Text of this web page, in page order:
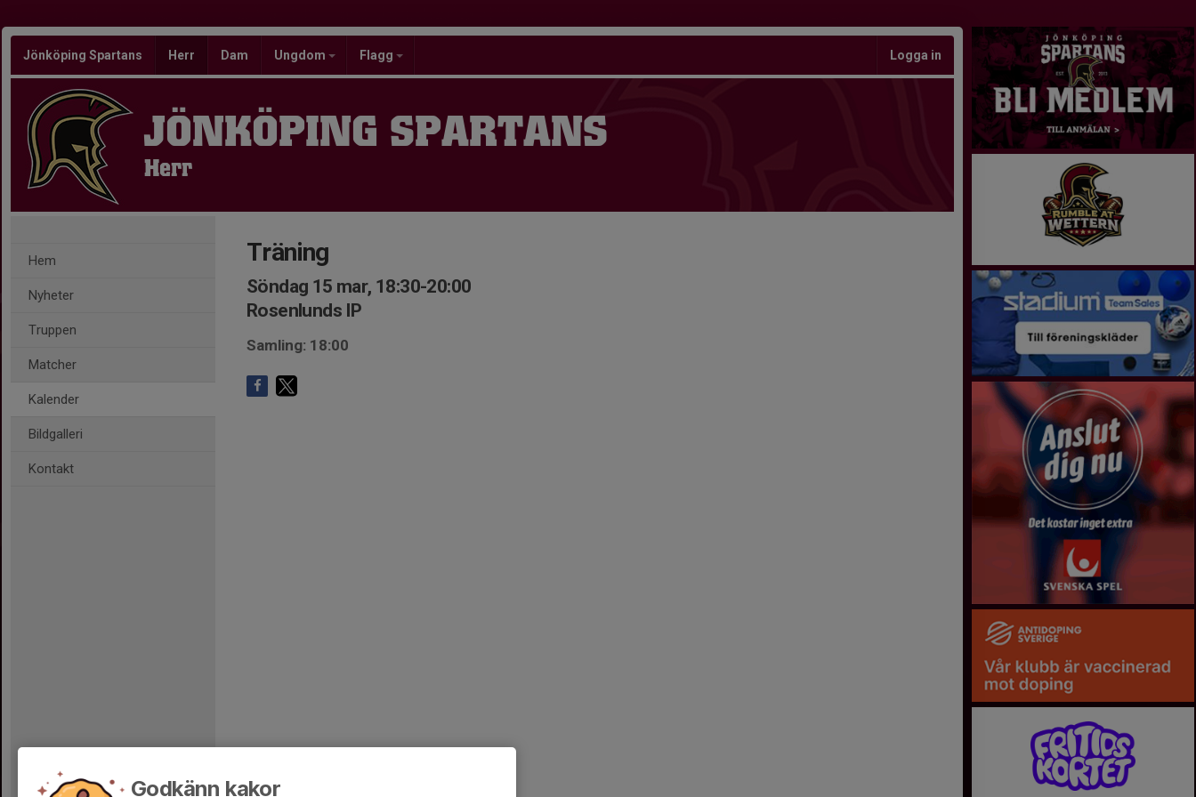
Jönköping Spartans Herr Dam Ungdom Flagg Logga in
JÖNKÖPING SPARTANS
Herr
Hem
Nyheter
Truppen
Matcher
Kalender
Bildgalleri
Kontakt
Träning
Söndag 15 mar, 18:30-20:00
Rosenlunds IP
Samling: 18:00
Godkänn kakor